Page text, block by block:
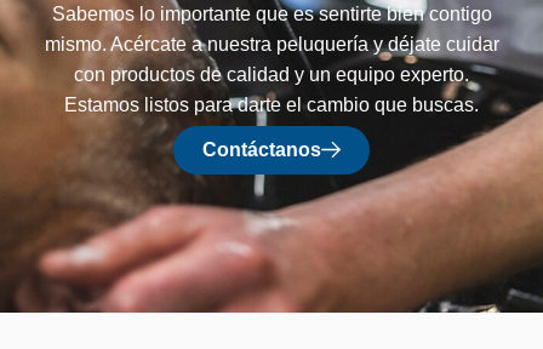
Sabemos lo importante que es sentirte bien contigo
mismo. Acércate a nuestra peluquería y déjate cuidar
con productos de calidad y un equipo experto.
Estamos listos para darte el cambio que buscas.
Contáctanos